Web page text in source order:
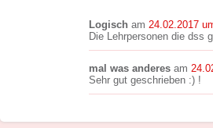
Logisch am 24.02.2017
Die Lehrpersonen die dss
mal was anderes am
Sehr gut geschrieben :) !